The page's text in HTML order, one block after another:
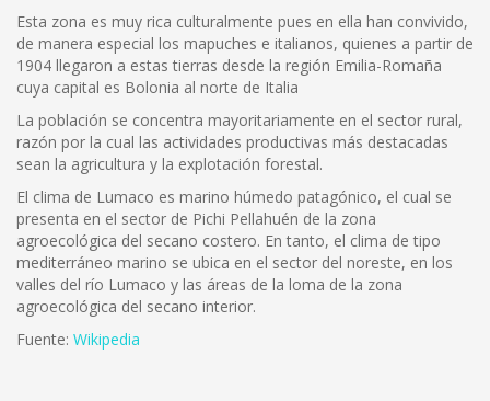
Esta zona es muy rica culturalmente pues en ella han convivido,
de manera especial los mapuches e italianos, quienes a partir de
1904 llegaron a estas tierras desde la región Emilia-Romaña
cuya capital es Bolonia al norte de Italia
La población se concentra mayoritariamente en el sector rural,
razón por la cual las actividades productivas más destacadas
sean la agricultura y la explotación forestal.
El clima de Lumaco es marino húmedo patagónico, el cual se
presenta en el sector de Pichi Pellahuén de la zona
agroecológica del secano costero. En tanto, el clima de tipo
mediterráneo marino se ubica en el sector del noreste, en los
valles del río Lumaco y las áreas de la loma de la zona
agroecológica del secano interior.
Fuente: Wikipedia